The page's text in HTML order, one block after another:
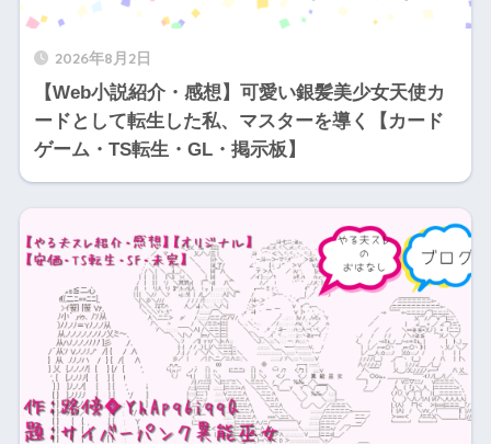
2026年8月2日
【Web小説紹介・感想】可愛い銀髪美少女天使カ
ードとして転生した私、マスターを導く【カード
ゲーム・TS転生・GL・掲示板】